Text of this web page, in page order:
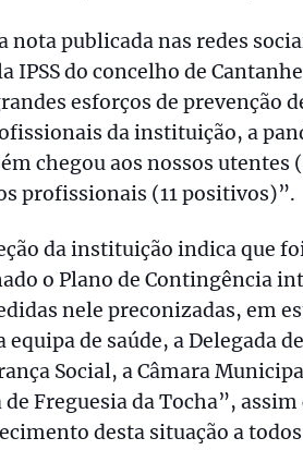
nota publicada nas redes
IPSS do concelho de
esforços de prevenção
da instituição, a
chegou aos nossos utentes
profissionais (11 positivos)”.
da instituição indica que
o Plano de Contingência
nele preconizadas, em
equipa de saúde, a Delegada
Social, a Câmara
de Freguesia da Tocha”,
desta situação a